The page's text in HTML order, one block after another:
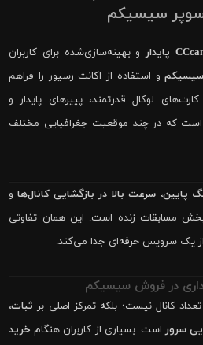
سوپر سیسیکم
و بهینه‌سازی‌شده برای کاربران
و استفاده از اکانت رسیور را فراهم
لوکال قدرتمند، پییرهای پایدار و
که در چند موقعیت جغرافیایی مختلف
پایین، سرعت بالا در بازگشایی کانال‌هاو
مسابقات زنده است. این همان تفاوتی
یک سرویس حرفه‌ای جدا می‌کند.
در فروش سیسیکم
کانال نیست؛ بلکه تمرکز اصلی بر ثبات،
سروراست. بسیاری از کاربران هنگام خرید